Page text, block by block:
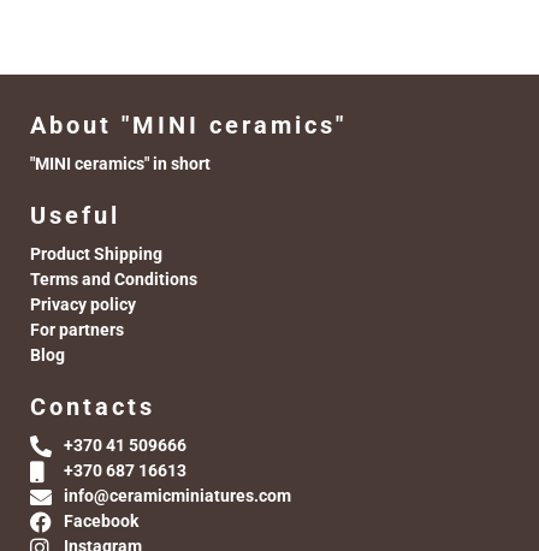
About "MINI ceramics"
"MINI ceramics" in short
Useful
Product Shipping
Terms and Conditions
Privacy policy
For partners
Blog
Contacts
+370 41 509666
+370 687 16613
info@ceramicminiatures.com
Facebook
Instagram